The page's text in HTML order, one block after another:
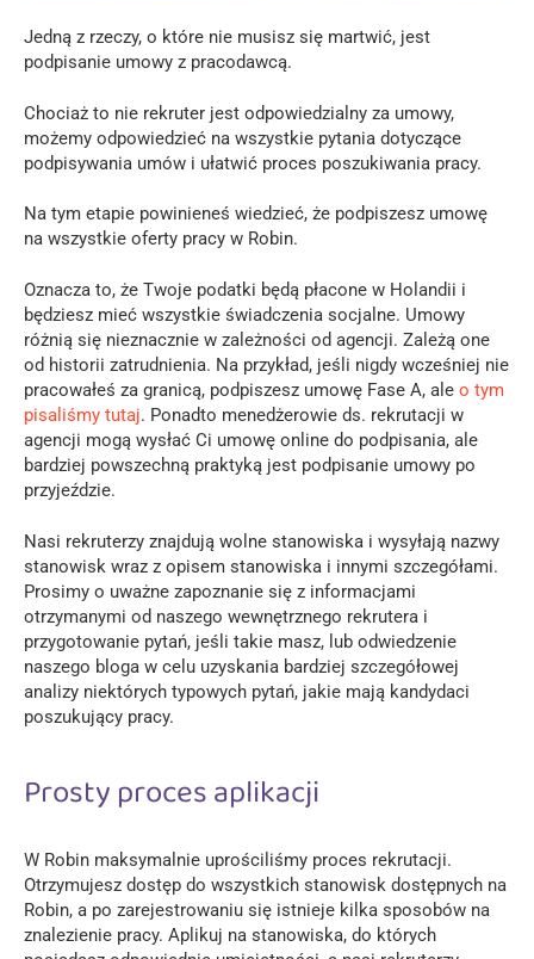
Jedną z rzeczy, o które nie musisz się martwić, jest
podpisanie umowy z pracodawcą.
Chociaż to nie rekruter jest odpowiedzialny za umowy,
możemy odpowiedzieć na wszystkie pytania dotyczące
podpisywania umów i ułatwić proces poszukiwania pracy.
Na tym etapie powinieneś wiedzieć, że podpiszesz umowę
na wszystkie oferty pracy w Robin.
Oznacza to, że Twoje podatki będą płacone w Holandii i
będziesz mieć wszystkie świadczenia socjalne. Umowy
różnią się nieznacznie w zależności od agencji. Zależą one
od historii zatrudnienia. Na przykład, jeśli nigdy wcześniej nie
pracowałeś za granicą, podpiszesz umowę Fase A, ale o tym
pisaliśmy tutaj. Ponadto menedżerowie ds. rekrutacji w
agencji mogą wysłać Ci umowę online do podpisania, ale
bardziej powszechną praktyką jest podpisanie umowy po
przyjeździe.
Nasi rekruterzy znajdują wolne stanowiska i wysyłają nazwy
stanowisk wraz z opisem stanowiska i innymi szczegółami.
Prosimy o uważne zapoznanie się z informacjami
otrzymanymi od naszego wewnętrznego rekrutera i
przygotowanie pytań, jeśli takie masz, lub odwiedzenie
naszego bloga w celu uzyskania bardziej szczegółowej
analizy niektórych typowych pytań, jakie mają kandydaci
poszukujący pracy.
Prosty proces aplikacji
W Robin maksymalnie uprościliśmy proces rekrutacji.
Otrzymujesz dostęp do wszystkich stanowisk dostępnych na
Robin, a po zarejestrowaniu się istnieje kilka sposobów na
znalezienie pracy. Aplikuj na stanowiska, do których